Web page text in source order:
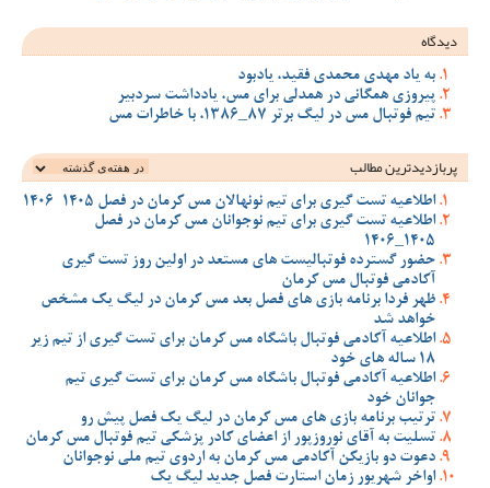
دیدگاه
به یاد مهدی محمدی فقید، یادبود
پیروزی همگانی در همدلی برای مس، یادداشت سردبیر
تیم فوتبال مس در لیگ برتر 87_1386، با خاطرات مس
پربازدیدترین‌ مطالب
اطلاعیه تست گیری برای تیم نونهالان مس کرمان در فصل 1405-1406
اطلاعیه تست گیری برای تیم نوجوانان مس کرمان در فصل
1405_1406
حضور گسترده فوتبالیست های مستعد در اولین روز تست گیری
آکادمی فوتبال مس کرمان
ظهر فردا برنامه بازی های فصل بعد مس کرمان در لیگ یک مشخص
خواهد شد
اطلاعیه آکادمی فوتبال باشگاه مس کرمان برای تست گیری از تیم زیر
18 ساله های خود
اطلاعیه آکادمی فوتبال باشگاه مس کرمان برای تست گیری تیم
جوانان خود
ترتیب برنامه بازی های مس کرمان در لیگ یک فصل پیش رو
تسلیت به آقای نوروزپور از اعضای کادر پزشکی تیم فوتبال مس کرمان
دعوت دو بازیکن آکادمی مس کرمان به اردوی تیم ملی نوجوانان
اواخر شهریور زمان استارت فصل جدید لیگ یک